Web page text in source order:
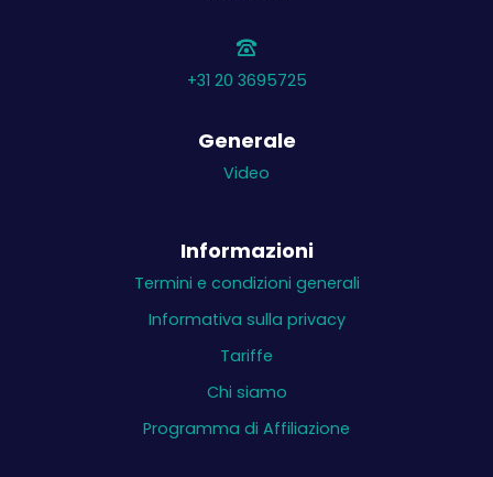
+31 20 3695725
Generale
Video
Informazioni
Termini e condizioni generali
Informativa sulla privacy
Tariffe
Chi siamo
Programma di Affiliazione